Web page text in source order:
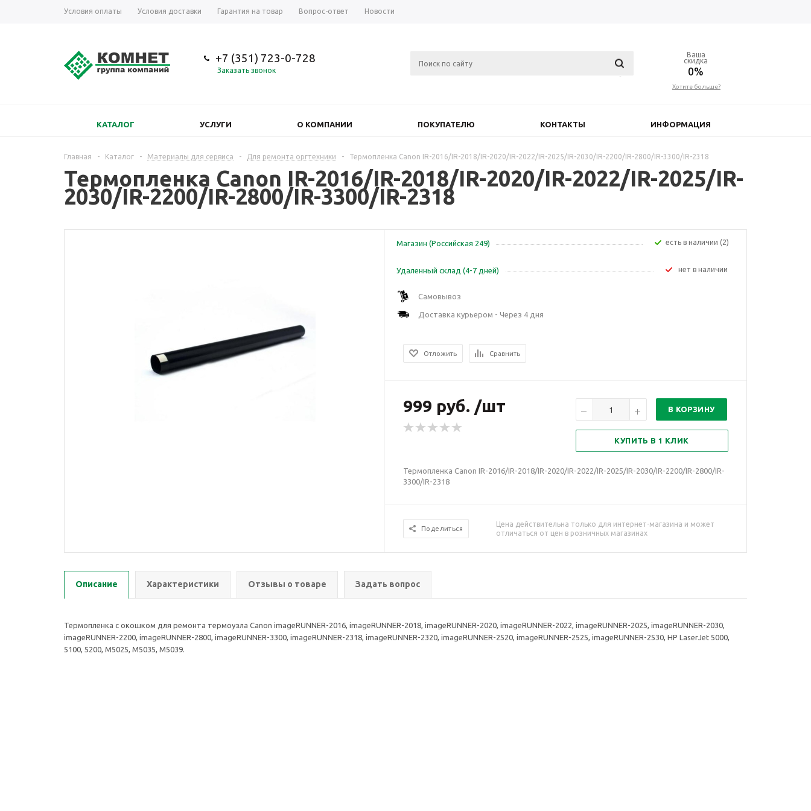
Условия оплаты Условия доставки Гарантия на товар Вопрос-ответ Новости
+7 (351) 723-0-728
Заказать звонок
Ваша
скидка
0%
Хотите больше?
КАТАЛОГ УСЛУГИ О КОМПАНИИ ПОКУПАТЕЛЮ КОНТАКТЫ ИНФОРМАЦИЯ
Главная - Каталог - Материалы для сервиса - Для ремонта оргтехники - Термопленка Canon IR-2016/IR-2018/IR-2020/IR-2022/IR-2025/IR-2030/IR-2200/IR-2800/IR-3300/IR-2318
Термопленка Canon IR-2016/IR-2018/IR-2020/IR-2022/IR-2025/IR-
2030/IR-2200/IR-2800/IR-3300/IR-2318
Магазин (Российская 249) Есть в наличии (2)
Удаленный склад (4-7 дней) Нет в наличии
Самовывоз
Доставка курьером - Через 4 дня
Отложить Сравнить
999 руб. /шт В КОРЗИНУ
КУПИТЬ В 1 КЛИК
Термопленка Canon IR-2016/IR-2018/IR-2020/IR-2022/IR-2025/IR-2030/IR-2200/IR-2800/IR-
3300/IR-2318
Поделиться
Цена действительна только для интернет-магазина и может
отличаться от цен в розничных магазинах
Описание Характеристики Отзывы о товаре Задать вопрос
Термопленка с окошком для ремонта термоузла Canon imageRUNNER-2016, imageRUNNER-2018, imageRUNNER-2020, imageRUNNER-2022, imageRUNNER-2025, imageRUNNER-2030,
imageRUNNER-2200, imageRUNNER-2800, imageRUNNER-3300, imageRUNNER-2318, imageRUNNER-2320, imageRUNNER-2520, imageRUNNER-2525, imageRUNNER-2530, HP LaserJet 5000,
5100, 5200, M5025, M5035, M5039.